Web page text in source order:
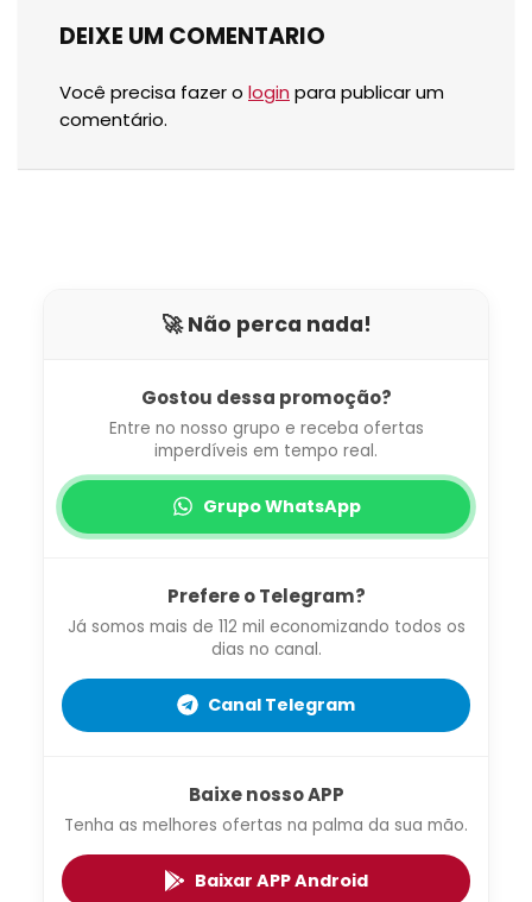
DEIXE UM COMENTARIO
Você precisa fazer o login para publicar um
comentário.
🚀 Não perca nada!
Gostou dessa promoção?
Entre no nosso grupo e receba ofertas
imperdíveis em tempo real.
Grupo WhatsApp
Prefere o Telegram?
Já somos mais de 112 mil economizando todos os
dias no canal.
Canal Telegram
Baixe nosso APP
Tenha as melhores ofertas na palma da sua mão.
Baixar APP Android